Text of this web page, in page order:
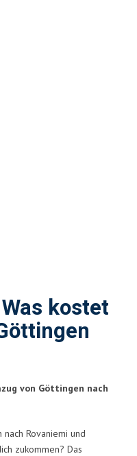
kostet
von Göttingen nach
Rovaniemi und
zukommen? Das